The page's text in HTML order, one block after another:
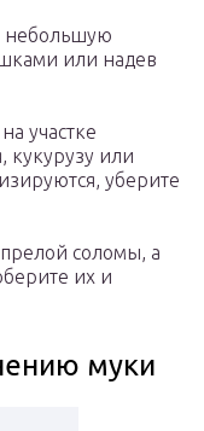
небольшую
или надев
участке
кукурузу или
уберите
соломы, а
их и
муки